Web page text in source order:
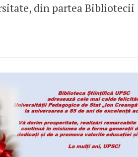
din partea Bibliotecii